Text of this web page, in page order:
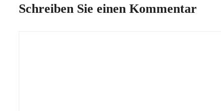
Schreiben Sie einen Kommentar